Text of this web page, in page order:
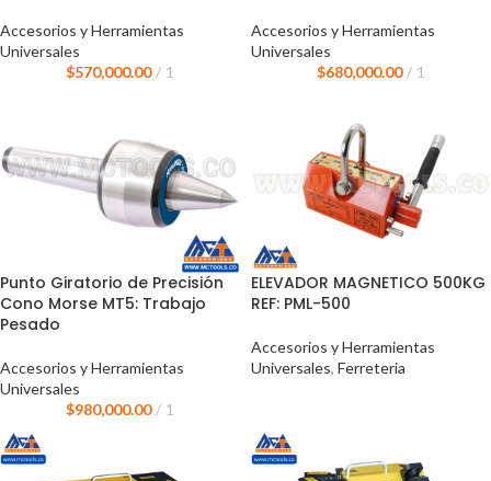
Accesorios y Herramientas
Universales
$570,000.00 1
Accesorios y Herramientas
Universales
$680,000.00 1
Punto Giratorio de Precisión
Cono Morse MT5: Trabajo
Pesado
Accesorios y Herramientas
Universales
$980,000.00 1
ELEVADOR MAGNETICO 500KG
REF: PML-500
Accesorios y Herramientas
Universales, Ferreteria